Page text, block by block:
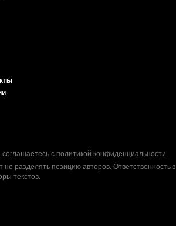
с политикой конфиденциальности.
разделять позицию авторов. Ответственность
текстов.